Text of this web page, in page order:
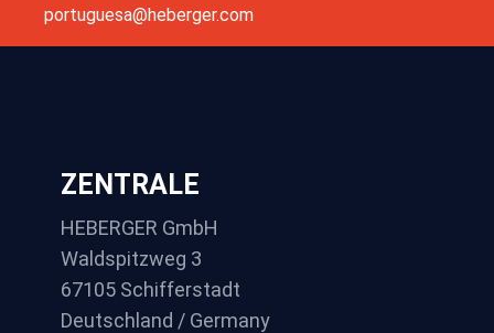
portuguesa@heberger.com
ZENTRALE
HEBERGER GmbH
Waldspitzweg 3
67105 Schifferstadt
Deutschland / Germany